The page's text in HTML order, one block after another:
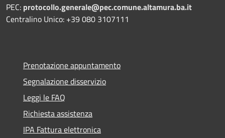
PEC: protocollo.generale@pec.comune.altamura.ba.it
Centralino Unico: +39 080 3107111
Prenotazione appuntamento
Segnalazione disservizio
Leggi le FAQ
Richiesta assistenza
IPA Fattura elettronica